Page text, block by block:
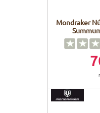
Mondraker